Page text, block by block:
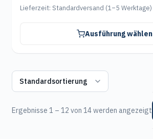
Lieferzeit: Standardversand (1–5 Werktage)
Ausführung wählen
Ergebnisse 1 – 12 von 14 werden angezeigt